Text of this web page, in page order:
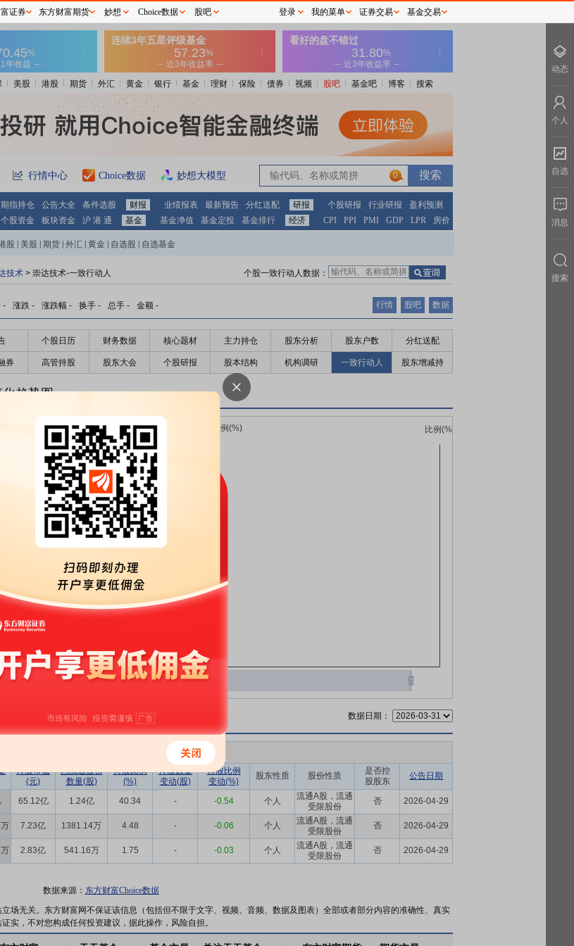
美股 港股 期货 外汇 黄金 银行 基金 理财 保险 债券 视频 股吧 基金吧 博客 搜索
行情中心 Choice数据 妙想大模型 0
期指持仓 公告大全 条件选股 财报 业绩报表 最新预告 分红送配 研报 个股研报 行业研报
盈利预测
个股资金 板块资金 沪 港 通 基金 基金净值 基金定投 基金排行 经济 CPI PPI PMI GDP LPR 房价
股 美股 期货 外汇 黄金 自选股 自选基金
技术 > 崇达技术-一致行动人 个股一致行动人数据：
- 涨跌 - 涨跌幅 - 换手 - 总手 - 金额 - 行情 股吧 数据
个股日历 财务数据 核心题材 主力持仓 股东分析 股东户数 分红送配
券 高管持股 股东大会 个股研报 股本结构 机构调研 一致行动人 股东增减持
趋势图
数据日期：
持股市值
(元)
已流通股份
数量(股)
持股比例
(%)
持股数量
变动(股)
持股比例
变动(%)
股东性质 股份性质
是否控
股股东
公告日期
65.12亿 1.24亿 40.34 - -0.54 个人
流通A股，流通
受限股份
否 2026-04-29
7.23亿 1381.14万 4.48 - -0.06 个人
流通A股，流通
受限股份
否 2026-04-29
2.83亿 541.16万 1.75 - -0.03 个人
流通A股，流通
受限股份
否 2026-04-29
数据来源： 东方财富Choice数据
场无关。东方财富网不保证该信息（包括但不限于文字、视频、音频、数据及图表）全部或者部分内容的准确性、真实
实，不对您构成任何投资建议，据此操作，风险自担。
证券 东方财富期货 妙想 Choice数据 股吧 登录 我的菜单 证券交易 基金交易
动态
个人
自选
消息
搜索